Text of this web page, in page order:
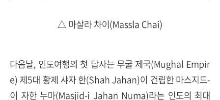
△ 마살라 차이(Massla Chai)
다음날, 인도여행의 첫 답사는 무굴 제국(Mughal Empir
e) 제5대 황제 샤자 한(Shah Jahan)이 건립한 마스지드-
이 자한 누마(Masjid-i Jahan Numa)라는 인도의 최대